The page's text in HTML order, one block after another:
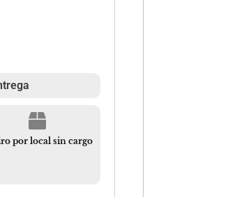
por local sin cargo